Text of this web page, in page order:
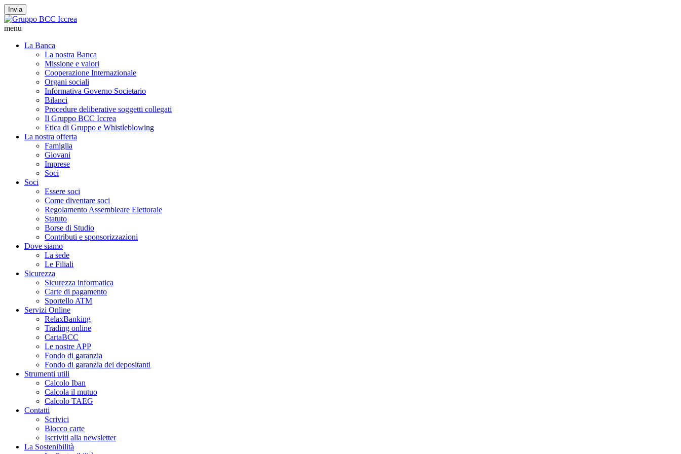
Invia
menu
La Banca
La nostra Banca
Missione e valori
Cooperazione Internazionale
Organi sociali
Informativa Governo Societario
Bilanci
Procedure deliberative soggetti collegati
Il Gruppo BCC Iccrea
Etica di Gruppo e Whistleblowing
La nostra offerta
Famiglia
Giovani
Imprese
Soci
Soci
Essere soci
Come diventare soci
Regolamento Assembleare Elettorale
Statuto
Borse di Studio
Contributi e sponsorizzazioni
Dove siamo
La sede
Le Filiali
Sicurezza
Sicurezza informatica
Carte di pagamento
Sportello ATM
Servizi Online
RelaxBanking
Trading online
CartaBCC
Le nostre APP
Fondo di garanzia
Fondo di garanzia dei depositanti
Strumenti utili
Calcolo Iban
Calcola il mutuo
Calcolo TAEG
Contatti
Scrivici
Blocco carte
Iscriviti alla newsletter
La Sostenibilità